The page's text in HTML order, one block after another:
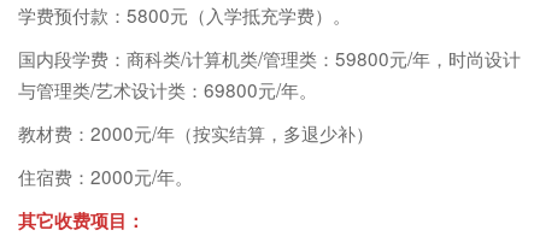
学费预付款：5800元（入学抵充学费）。
国内段学费：商科类/计算机类/管理类：59800元/年，时尚设计
与管理类/艺术设计类：69800元/年。
教材费：2000元/年（按实结算，多退少补）
住宿费：2000元/年。
其它收费项目：